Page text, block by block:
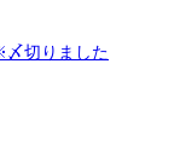
切りました